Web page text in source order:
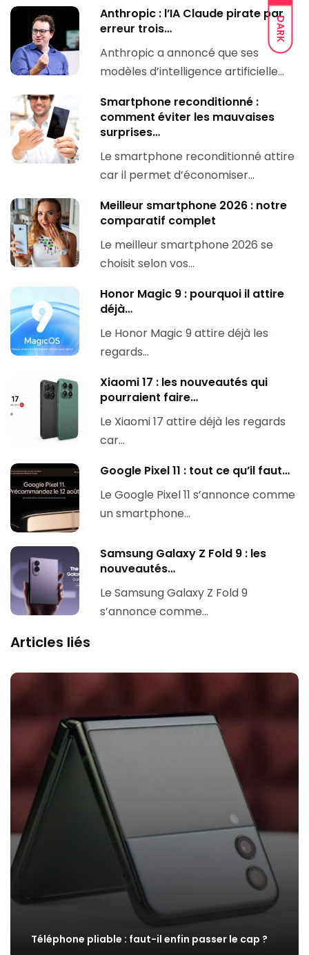
DARK
Anthropic : l’IA Claude pirate par
erreur trois…
Anthropic a annoncé que ses
modèles d’intelligence artificielle…
Smartphone reconditionné :
comment éviter les mauvaises
surprises…
Le smartphone reconditionné attire
car il permet d’économiser…
Meilleur smartphone 2026 : notre
comparatif complet
Le meilleur smartphone 2026 se
choisit selon vos…
Honor Magic 9 : pourquoi il attire
déjà…
Le Honor Magic 9 attire déjà les
regards…
Xiaomi 17 : les nouveautés qui
pourraient faire…
Le Xiaomi 17 attire déjà les regards
car…
Google Pixel 11 : tout ce qu’il faut…
Le Google Pixel 11 s’annonce comme
un smartphone…
Samsung Galaxy Z Fold 9 : les
nouveautés…
Le Samsung Galaxy Z Fold 9
s’annonce comme…
Articles liés
Téléphone pliable : faut-il enfin passer le cap ?